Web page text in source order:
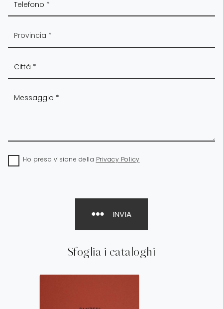
Sfoglia i cataloghi
Ho preso visione della Privacy Policy
INVIA